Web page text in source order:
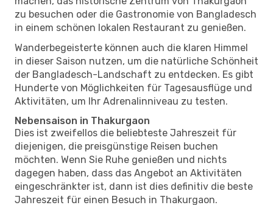
zu besuchen oder die Gastronomie von Bangladesch
in einem schönen lokalen Restaurant zu genießen.
Wanderbegeisterte können auch die klaren Himmel
in dieser Saison nutzen, um die natürliche Schönheit
der Bangladesch-Landschaft zu entdecken. Es gibt
Hunderte von Möglichkeiten für Tagesausflüge und
Aktivitäten, um Ihr Adrenalinniveau zu testen.
Nebensaison in Thakurgaon
Dies ist zweifellos die beliebteste Jahreszeit für
diejenigen, die preisgünstige Reisen buchen
möchten. Wenn Sie Ruhe genießen und nichts
dagegen haben, dass das Angebot an Aktivitäten
eingeschränkter ist, dann ist dies definitiv die beste
Jahreszeit für einen Besuch in Thakurgaon.